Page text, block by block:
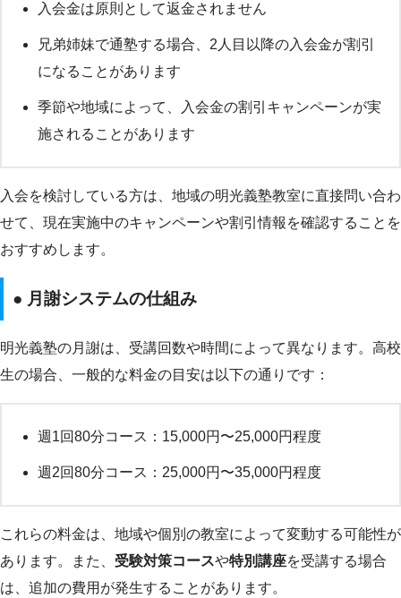
入会金は原則として返金されません
兄弟姉妹で通塾する場合、2人目以降の入会金が割引
になることがあります
季節や地域によって、入会金の割引キャンペーンが実
施されることがあります
入会を検討している方は、地域の明光義塾教室に直接問い合わ
せて、現在実施中のキャンペーンや割引情報を確認することを
おすすめします。
● 月謝システムの仕組み
明光義塾の月謝は、受講回数や時間によって異なります。高校
生の場合、一般的な料金の目安は以下の通りです：
週1回80分コース：15,000円〜25,000円程度
週2回80分コース：25,000円〜35,000円程度
これらの料金は、地域や個別の教室によって変動する可能性が
あります。また、 受験対策コースや特別講座を受講する場合
は、追加の費用が発生することがあります。